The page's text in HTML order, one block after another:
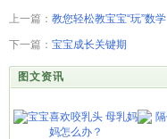
上一篇： 教您轻松教宝宝“玩”数学
下一篇： 宝宝成长关键期
图文资讯